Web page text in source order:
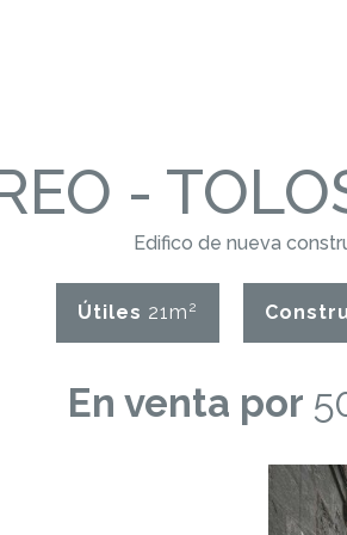
-
Edifico de nueva
Útiles 21m 2
En venta por